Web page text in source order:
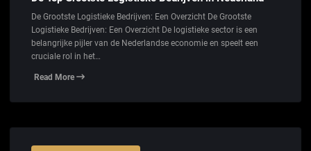
De Grootste Logistieke Bedrijven: Een Overzicht De Grootste
Logistieke Bedrijven: Een Overzicht De logistieke sector is een
belangrijke pijler van de Nederlandse economie en speelt een
cruciale rol in het…
Read More